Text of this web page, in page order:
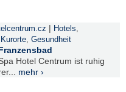
| Hotels,
Kurorte, Gesundheit
Hotel Centrum ist ruhig
mehr ›